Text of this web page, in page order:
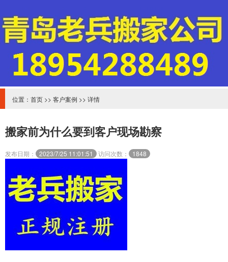
位置： 首页 >> 客户案例 >> 详情
搬家前为什么要到客户现场勘察
发布日期： 2023/7/25 11:01:51 访问次数： 1848